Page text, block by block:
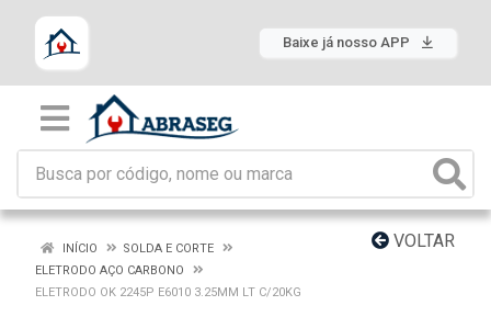
Baixe já nosso APP
VOLTAR
INÍCIO
SOLDA E CORTE
ELETRODO AÇO CARBONO
ELETRODO OK 2245P E6010 3.25MM LT C/20KG